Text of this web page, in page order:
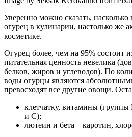
Уверенно можно сказать,
огурец в кулинарии, настолько же
косметике.
Огурец более, чем на 95% состоит
питательная ценность невелика
белков, жиров и углеводов). По
воды огурцы являются
превосходят все другие овощи.
клетчатку, витамины
и С);
лютеин и бета – каротин,